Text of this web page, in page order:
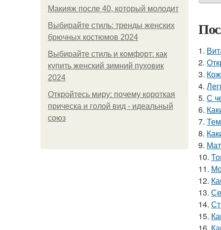
Макияж после 40, который молодит
Выбирайте стиль: тренды женских
брючных костюмов 2024
Выбирайте стиль и комфорт: как
купить женский зимний пуховик
2024
Откройтесь миру: почему короткая
прическа и голой вид - идеальный
союз
1.
2.
3.
4.
5. С
6.
7.
8.
9.
10.
11.
12.
13.
14.
15.